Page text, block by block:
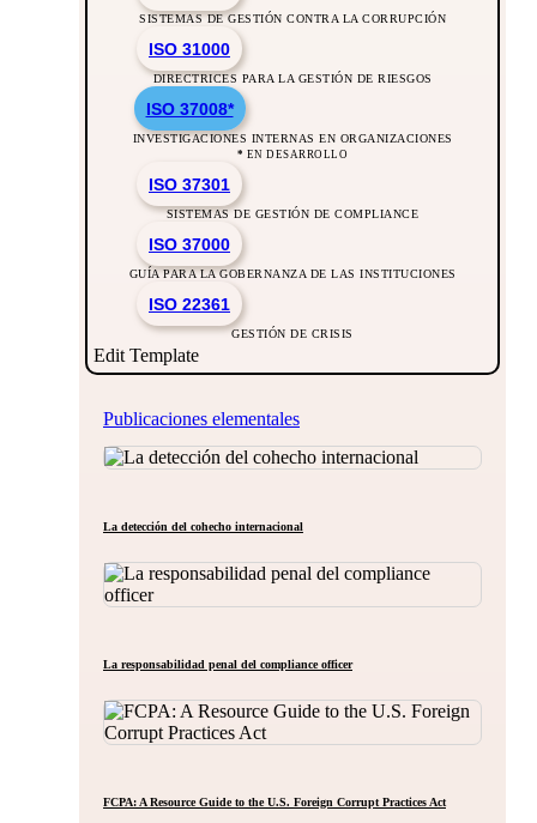
SISTEMAS DE GESTIÓN CONTRA LA CORRUPCIÓN
ISO 31000
DIRECTRICES PARA LA GESTIÓN DE RIESGOS
ISO 37008*
INVESTIGACIONES INTERNAS EN ORGANIZACIONES
* EN DESARROLLO
ISO 37301
SISTEMAS DE GESTIÓN DE COMPLIANCE
ISO 37000
GUÍA PARA LA GOBERNANZA DE LAS INSTITUCIONES
ISO 22361
GESTIÓN DE CRISIS
Edit Template
Publicaciones elementales
La detección del cohecho internacional
La responsabilidad penal del compliance officer
FCPA: A Resource Guide to the U.S. Foreign Corrupt Practices Act